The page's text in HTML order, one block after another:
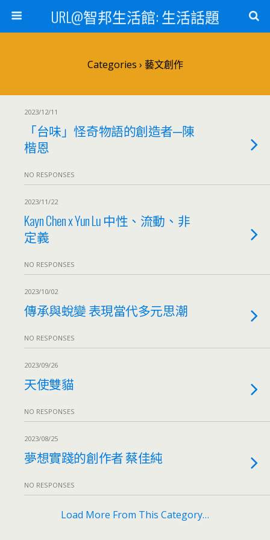
URL@智邦生活館: 生活話題
Categories › 藝文創作
2023/12/11
「台味」怪奇物語的創造者─陳
楷恩
NO RESPONSES
2023/11/22
Kayn Chen x Yun Lu 中性、流動、非
定義
NO RESPONSES
2023/10/02
傳承與蛻變 表現當代多元思潮
NO RESPONSES
2023/09/26
天使雙貓
NO RESPONSES
2023/08/25
夢想實踐的創作者 蔡佳純
NO RESPONSES
Load More From This Category…